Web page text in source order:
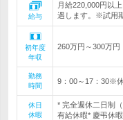
給与
月給220,000円以
遇します。※試用
初年度
年収
260万円～300万円
勤務
時間
9：00～17：30※
休日
休暇
* 完全週休二日制
有給休暇* 慶弔休